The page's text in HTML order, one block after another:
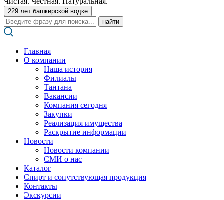
229 лет башкирской водке
Поиск:
Главная
О компании
Наша история
Филиалы
Тантана
Вакансии
Компания сегодня
Закупки
Реализация имущества
Раскрытие информации
Новости
Новости компании
СМИ о нас
Каталог
Спирт и сопутствующая продукция
Контакты
Экскурсии